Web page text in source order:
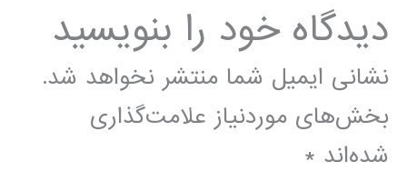
دیدگاه‌ خود را بنویسید
نشانی ایمیل شما منتشر نخواهد شد.
بخش‌های موردنیاز علامت‌گذاری
شده‌اند *